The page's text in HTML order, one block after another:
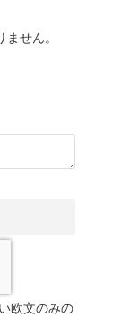
せん。
欧文のみの